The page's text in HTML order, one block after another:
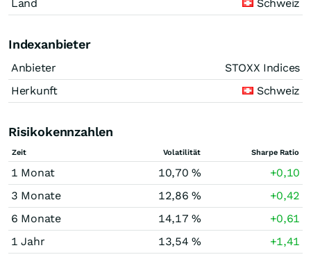
Land Schweiz
Indexanbieter
Anbieter
STOXX Indices
Herkunft
Schweiz
Risikokennzahlen
Zeit Volatilität Sharpe Ratio
1 Monat 10,70 %
+0,10
3 Monate
12,86 %
+0,42
6 Monate
14,17 %
+0,61
1 Jahr
13,54 %
+1,41